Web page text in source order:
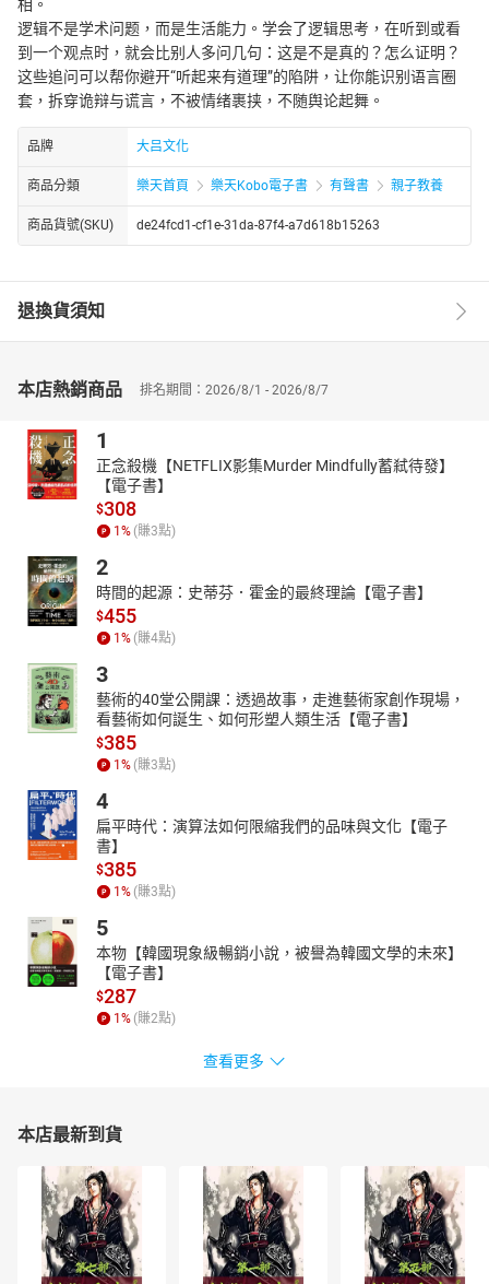
相。
逻辑不是学术问题，而是生活能力。学会了逻辑思考，在听到或看
到一个观点时，就会比别人多问几句：这是不是真的？怎么证明？
这些追问可以帮你避开“听起来有道理”的陷阱，让你能识别语言圈
套，拆穿诡辩与谎言，不被情绪裹挟，不随舆论起舞。
品牌 大吕文化
商品分類 樂天首頁 樂天Kobo電子書 有聲書 親子教養
商品貨號(SKU) de24fcd1-cf1e-31da-87f4-a7d618b15263
退換貨須知
本店熱銷商品 排名期間：2026/8/1 - 2026/8/7
1
正念殺機【NETFLIX影集Murder Mindfully蓄弒待發】
【電子書】
$308
1% (賺3點)
2
時間的起源：史蒂芬．霍金的最終理論【電子書】
$455
1% (賺4點)
3
藝術的40堂公開課：透過故事，走進藝術家創作現場，
看藝術如何誕生、如何形塑人類生活【電子書】
$385
1% (賺3點)
4
扁平時代：演算法如何限縮我們的品味與文化【電子
書】
$385
1% (賺3點)
5
本物【韓國現象級暢銷小說，被譽為韓國文學的未來】
【電子書】
$287
1% (賺2點)
查看更多
本店最新到貨